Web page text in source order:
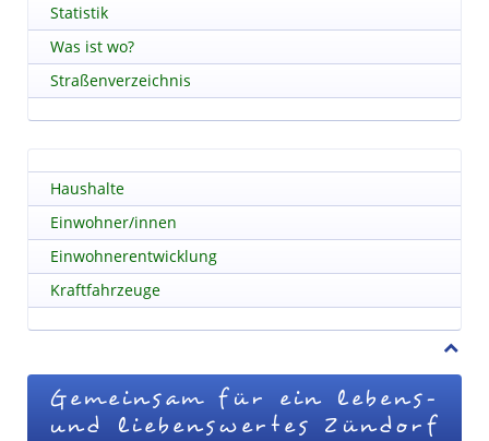
Statistik
Was ist wo?
Straßenverzeichnis
Haushalte
Einwohner/innen
Einwohnerentwicklung
Kraftfahrzeuge
Gemeinsam für ein lebens-
und liebenswertes Zündorf